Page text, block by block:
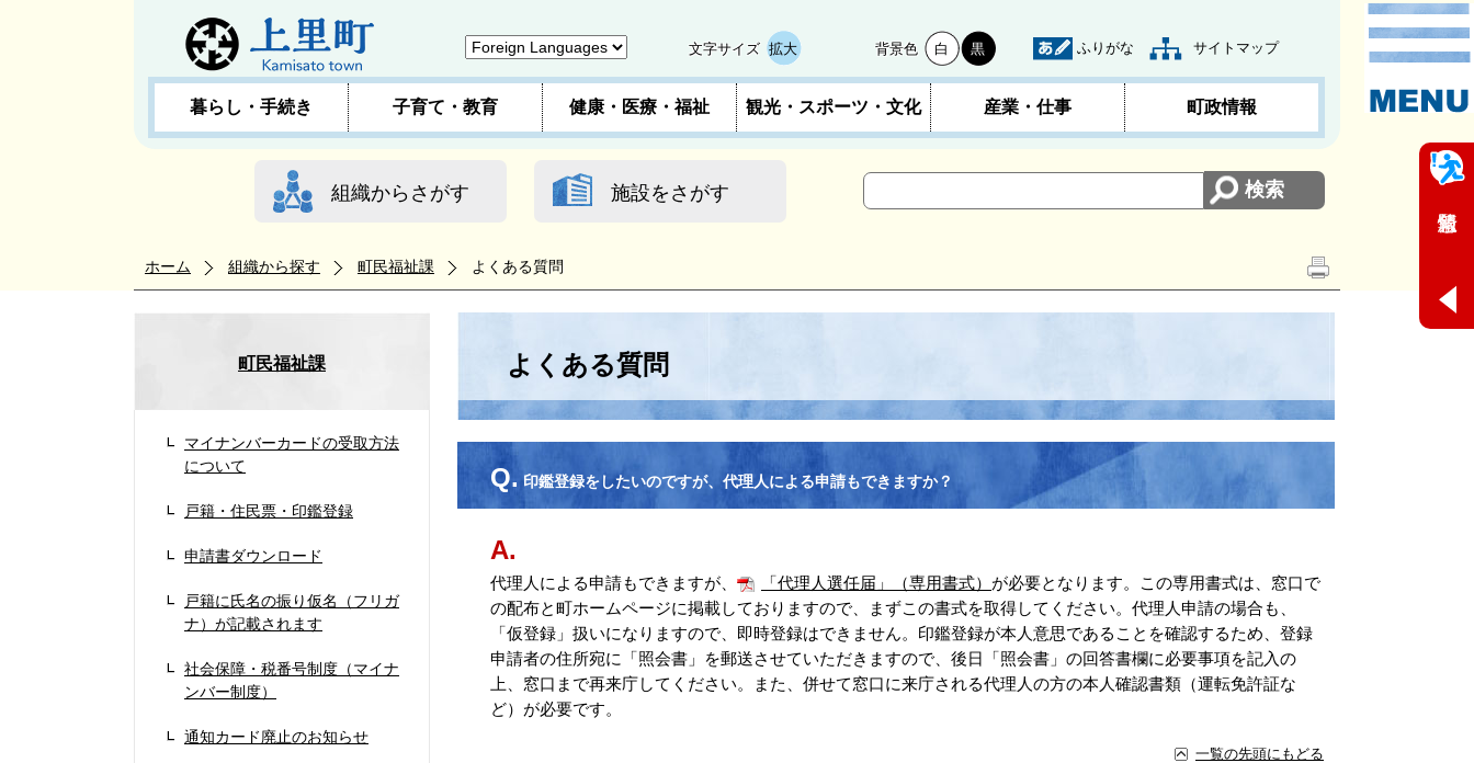
文字サイズ 拡大 背景色 白 黒 ふりがな サイトマップ
暮らし・手続き 子育て・教育 健康・医療・福祉 観光・スポーツ・文化 産業・仕事 町政情報
組織からさがす 施設をさがす
ホーム 組織から探す 町民福祉課 よくある質問
町民福祉課
マイナンバーカードの受取方法
について
戸籍・住民票・印鑑登録
申請書ダウンロード
戸籍に氏名の振り仮名（フリガ
ナ）が記載されます
社会保障・税番号制度（マイナ
ンバー制度）
通知カード廃止のお知らせ
よくある質問
Q. 印鑑登録をしたいのですが、代理人による申請もできますか？
A.
代理人による申請もできますが、 「代理人選任届」（専用書式） が必要となります。この専用書式は、窓口で
の配布と町ホームページに掲載しておりますので、まずこの書式を取得してください。代理人申請の場合も、
「仮登録」扱いになりますので、即時登録はできません。印鑑登録が本人意思であることを確認するため、登録
申請者の住所宛に「照会書」を郵送させていただきますので、後日「照会書」の回答書欄に必要事項を記入の
上、窓口まで再来庁してください。また、併せて窓口に来庁される代理人の方の本人確認書類（運転免許証な
ど）が必要です。
一覧の先頭にもどる